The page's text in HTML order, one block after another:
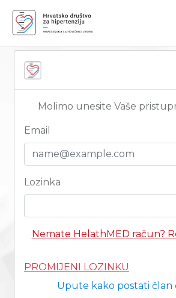
Molimo unesite Vaše
Email
Lozinka
Nemate HelathMED račun?
PROMIJENI LOZINKU
Upute kako postati član